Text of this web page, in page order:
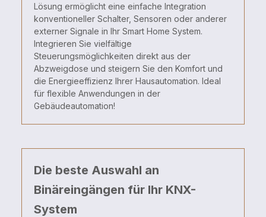
Lösung ermöglicht eine einfache Integration
konventioneller Schalter, Sensoren oder anderer
externer Signale in Ihr Smart Home System.
Integrieren Sie vielfältige
Steuerungsmöglichkeiten direkt aus der
Abzweigdose und steigern Sie den Komfort und
die Energieeffizienz Ihrer Hausautomation. Ideal
für flexible Anwendungen in der
Gebäudeautomation!
Die beste Auswahl an
Binäreingängen für Ihr KNX-
System